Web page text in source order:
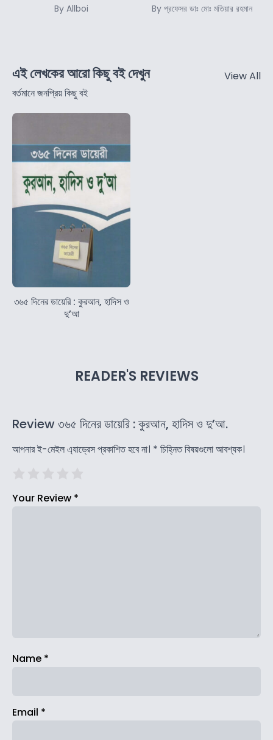
By Allboi By প্রফেসর ডাঃ মোঃ মতিয়ার রহমান
এই লেখকের আরো কিছু বই দেখুন
বর্তমানে জনপ্রিয় কিছু বই
View All
৩৬৫ দিনের ডায়েরি : কুরআন, হাদিস ও
দু’আ
READER'S REVIEWS
Review ৩৬৫ দিনের ডায়েরি : কুরআন, হাদিস ও দু’আ.
আপনার ই-মেইল এ্যাড্রেস প্রকাশিত হবে না। * চিহ্নিত বিষয়গুলো আবশ্যক।
Your Review *
Name *
Email *